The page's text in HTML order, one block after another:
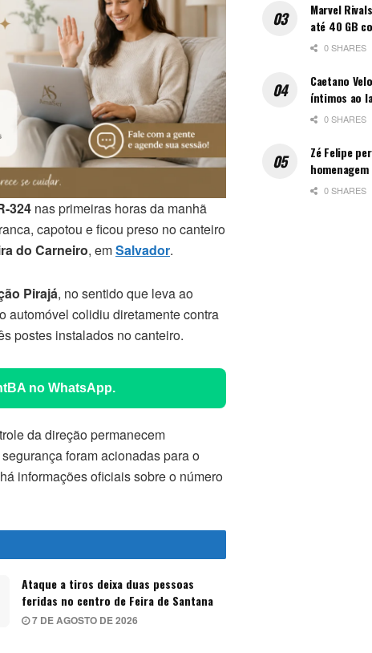
324 nas primeiras horas da manhã
capotou e ficou preso no canteiro
do Carneiro, emSalvador.
Pirajá, no sentido que leva ao
automóvel colidiu diretamente contra
postes instalados no canteiro.
no WhatsApp.
da direção permanecem
foram acionadas para o
informações oficiais sobre o número
Ataque a tiros deixa duas pessoas
feridas no centro de Feira de Santana
7 DE AGOSTO DE 2026
Marvel
até 40 GB
0 SHARES
Caetano
íntimos ao
0 SHARES
Zé Felipe
0 SHARES